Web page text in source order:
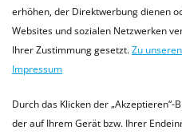
Ernährung von Echsen
Omnivoren allesfressende
fleischfressende...mehr
erhöhen, der Direktwerbung dienen
Websites und sozialen Netzwerken
Ihrer Zustimmung gesetzt.Zu
Impressum
Durch das Klicken der
der auf Ihrem Gerät bzw. Ihrer